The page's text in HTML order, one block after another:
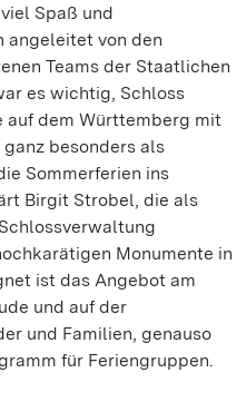
Spaß und
angeleitet von den
Teams der Staatlichen
es wichtig, Schloss
dem Württemberg mit
besonders als
Sommerferien ins
Birgit Strobel, die als
Monumente in
ist das Angebot am
und auf der
und Familien, genauso
für Feriengruppen.